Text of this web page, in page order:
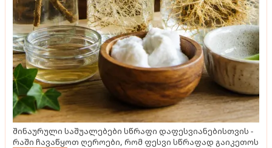
შინაურული საშუალებები სწრაფი დაფესვიანებისთვის -
რაში ჩავაწყოთ ღეროები, რომ ფესვი სწრაფად გაიკეთოს